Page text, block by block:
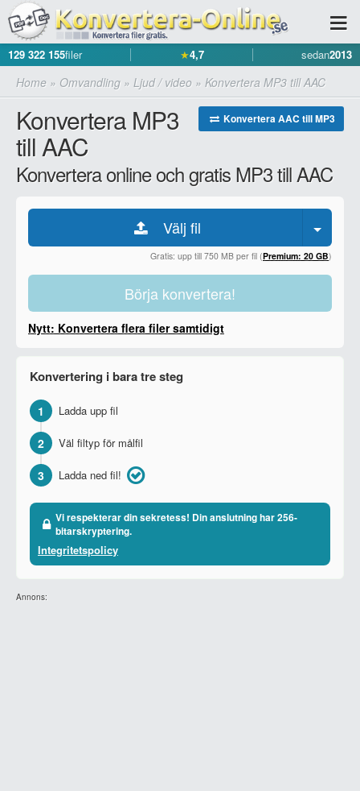
129 322 155filer ★4,7 sedan2013
Home » Omvandling » Ljud / video » Konvertera MP3 till AAC
Konvertera AAC till MP3
Konvertera MP3
till AAC
Konvertera online och gratis MP3 till AAC
Välj fil
Gratis: upp till 750 MB per fil (Premium: 20 GB)
Börja konvertera!
Nytt: Konvertera flera filer samtidigt
Konvertering i bara tre steg
1 Ladda upp fil
2 Väl filtyp för målfil
3 Ladda ned fil!
Vi respekterar din sekretess! Din anslutning har 256-
bitarskryptering.
Integritetspolicy
Annons: